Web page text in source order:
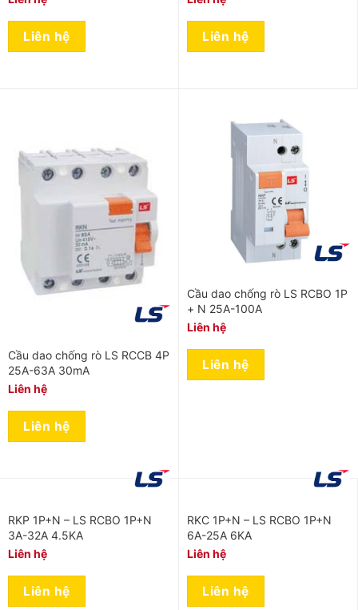
Liên hệ Liên hệ
Cầu dao chống rò LS RCCB 4P
25A-63A 30mA
Liên hệ
Liên hệ
Cầu dao chống rò LS RCBO 1P
+ N 25A-100A
Liên hệ
Liên hệ
RKP 1P+N – LS RCBO 1P+N
3A-32A 4.5KA
Liên hệ
Liên hệ
RKC 1P+N – LS RCBO 1P+N
6A-25A 6KA
Liên hệ
Liên hệ